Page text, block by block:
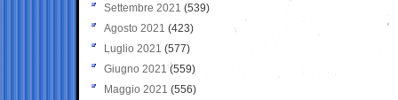
Settembre 2021 (539)
Agosto 2021 (423)
Luglio 2021 (577)
Giugno 2021(559)
Maggio 2021 (556)